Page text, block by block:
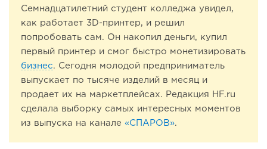
Семнадцатилетний студент колледжа увидел,
как работает 3D-принтер, и решил
попробовать сам. Он накопил деньги, купил
первый принтер и смог быстро монетизировать
бизнес. Сегодня молодой предприниматель
выпускает по тысяче изделий в месяц и
продает их на маркетплейсах. Редакция HF.ru
сделала выборку самых интересных моментов
из выпуска на канале «СПАРОВ».